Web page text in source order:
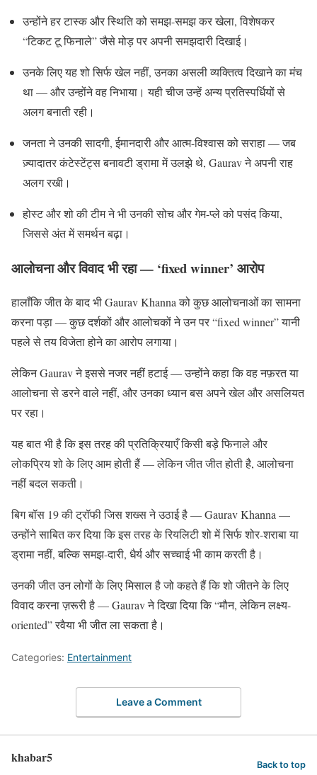
उन्होंने हर टास्क और स्थिति को समझ-समझ कर खेला, विशेषकर
“टिकट टू फिनाले” जैसे मोड़ पर अपनी समझदारी दिखाई।
उनके लिए यह शो सिर्फ खेल नहीं, उनका असली व्यक्तित्व दिखाने का मंच
था — और उन्होंने वह निभाया। यही चीज उन्हें अन्य प्रतिस्पर्धियों से
अलग बनाती रही।
जनता ने उनकी सादगी, ईमानदारी और आत्म-विश्वास को सराहा — जब
ज़्यादातर कंटेस्टेंट्स बनावटी ड्रामा में उलझे थे, Gaurav ने अपनी राह
अलग रखी।
होस्ट और शो की टीम ने भी उनकी सोच और गेम-प्ले को पसंद किया,
जिससे अंत में समर्थन बढ़ा।
आलोचना और विवाद भी रहा — ‘fixed winner’ आरोप
हालाँकि जीत के बाद भी Gaurav Khanna को कुछ आलोचनाओं का सामना
करना पड़ा — कुछ दर्शकों और आलोचकों ने उन पर “fixed winner” यानी
पहले से तय विजेता होने का आरोप लगाया।
लेकिन Gaurav ने इससे नजर नहीं हटाई — उन्होंने कहा कि वह नफ़रत या
आलोचना से डरने वाले नहीं, और उनका ध्यान बस अपने खेल और असलियत
पर रहा।
यह बात भी है कि इस तरह की प्रतिक्रियाएँ किसी बड़े फिनाले और
लोकप्रिय शो के लिए आम होती हैं — लेकिन जीत जीत होती है, आलोचना
नहीं बदल सकती।
बिग बॉस 19 की ट्रॉफी जिस शख्स ने उठाई है — Gaurav Khanna —
उन्होंने साबित कर दिया कि इस तरह के रियलिटी शो में सिर्फ शोर-शराबा या
ड्रामा नहीं, बल्कि समझ-दारी, धैर्य और सच्चाई भी काम करती है।
उनकी जीत उन लोगों के लिए मिसाल है जो कहते हैं कि शो जीतने के लिए
विवाद करना ज़रूरी है — Gaurav ने दिखा दिया कि “मौन, लेकिन लक्ष्य-
oriented” रवैया भी जीत ला सकता है।
Categories: Entertainment
Leave a Comment
khabar5 Back to top